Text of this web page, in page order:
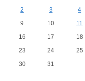
2
3 4
9
10 11
16
17 18
23
24 25
30
31